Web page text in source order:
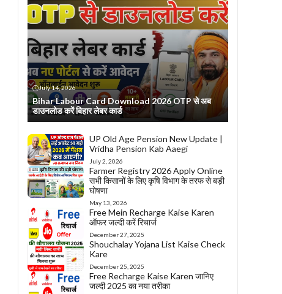
July 14, 2026
Bihar Labour Card Download 2026 OTP से अब
डाउनलोड करें बिहार लेबर कार्ड
UP Old Age Pension New Update |
Vridha Pension Kab Aaegi
July 2, 2026
Farmer Registry 2026 Apply Online
सभी किसानों के लिए कृषि विभाग के तरफ से बड़ी
घोषणा
May 13, 2026
Free Mein Recharge Kaise Karen
ऑफर जल्दी करें रिचार्ज
December 27, 2025
Shouchalay Yojana List Kaise Check
Kare
December 25, 2025
Free Recharge Kaise Karen जानिए
जल्दी 2025 का नया तरीका